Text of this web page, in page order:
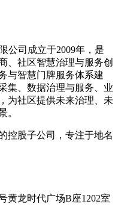
公司成立于2009年，是
、社区智慧治理与服务创
与智慧门牌服务体系建
集、数据治理与服务、业
为社区提供未来治理、未
。
控股子公司，专注于地名
黄龙时代广场B座1202室